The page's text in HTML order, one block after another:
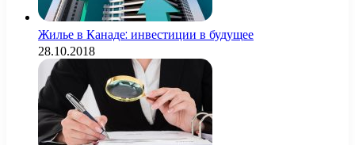
Жилье в Канаде: инвестиции в будущее
28.10.2018